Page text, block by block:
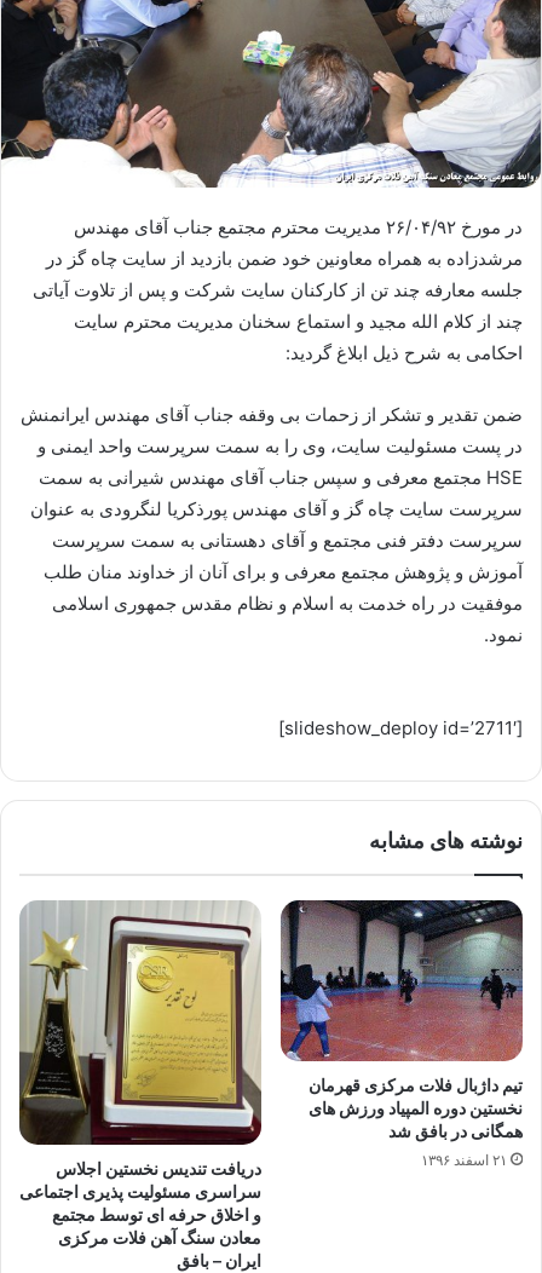
در مورخ ۲۶/۰۴/۹۲ مدیریت محترم مجتمع جناب آقای مهندس
مرشدزاده به همراه معاونین خود ضمن بازدید از سایت چاه گز در
جلسه معارفه چند تن از کارکنان سایت شرکت و پس از تلاوت آیاتی
چند از کلام الله مجید و استماع سخنان مدیریت محترم سایت
احکامی به شرح ذیل ابلاغ گردید:
ضمن تقدیر و تشکر از زحمات بی وقفه جناب آقای مهندس ایرانمنش
در پست مسئولیت سایت، وی را به سمت سرپرست واحد ایمنی و
HSE مجتمع معرفی و سپس جناب آقای مهندس شیرانی به سمت
سرپرست سایت چاه گز و آقای مهندس پورذکریا لنگرودی به عنوان
سرپرست دفتر فنی مجتمع و آقای دهستانی به سمت سرپرست
آموزش و پژوهش مجتمع معرفی و برای آنان از خداوند منان طلب
موفقیت در راه خدمت به اسلام و نظام مقدس جمهوری اسلامی
نمود.
[slideshow_deploy id=’2711′]
نوشته های مشابه
تیم داژبال فلات مرکزی قهرمان
نخستین دوره المپیاد ورزش های
همگانی در بافق شد
۲۱ اسفند ۱۳۹۶
دریافت تندیس نخستین اجلاس
سراسری مسئولیت پذیری اجتماعی
و اخلاق حرفه ای توسط مجتمع
معادن سنگ آهن فلات مرکزی
ایران – بافق